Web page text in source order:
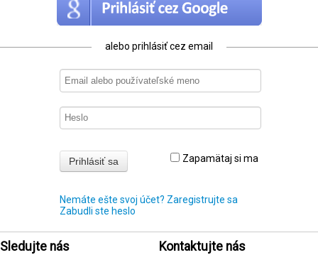
alebo prihlásiť cez email
Zapamätaj si ma
Nemáte ešte svoj účet? Zaregistrujte sa
Zabudli ste heslo
Sledujte nás Kontaktujte nás